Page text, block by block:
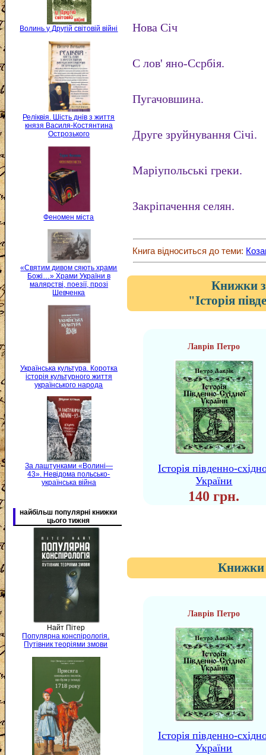
Волинь у Другій світовій війні
Реліквія. Шість днів з життя
князя Василя-Костянтина
Острозького
Феномен міста
«Святим дивом сяють храми
Божі…» Храми України в
малярстві, поезії, прозі
Шевченка
Українська культура. Коротка
історія культурного життя
українського народа
За лаштунками «Волині—
43». Невідома польсько-
українська війна
найбільш популярні книжки
цього тижня
Найт Пітер
Популярна конспірологія.
Путівник теоріями змови
Нова Січ
С лов' яно-Ссрбія.
Пугачовшина.
Друге зруйнування Січі.
Маріупольські греки.
Закріпачення селян.
Книга відноситься до теми:
Книжки
"Історія
Лаврів Петро
Історія південно-
України
140 грн.
Книжки
Лаврів Петро
Історія південно-
України